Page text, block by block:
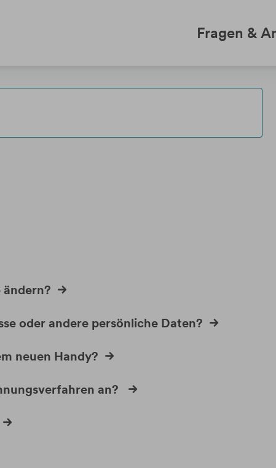
Fragen &
ändern?
oder andere persönliche Daten?
neuen Handy?
an?